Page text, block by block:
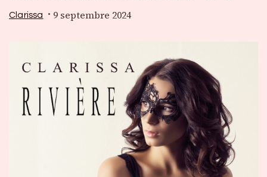
Clarissa 9 septembre 2024